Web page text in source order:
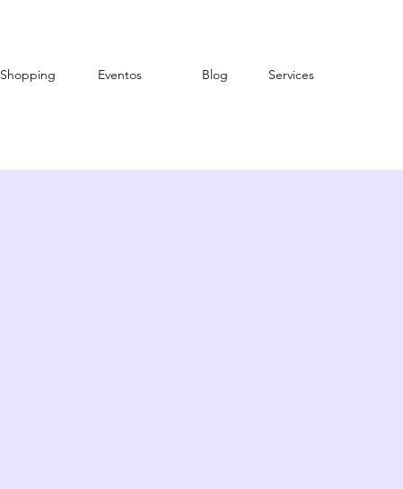
Shopping Eventos Blog Services